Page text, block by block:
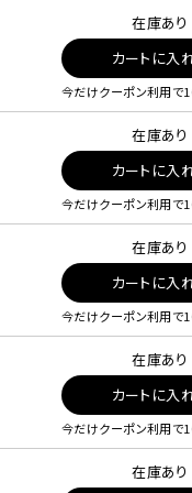
在庫あり
カートに入
今だけクーポン利用で
在庫あり
カートに入
今だけクーポン利用で
在庫あり
カートに入
今だけクーポン利用で
在庫あり
カートに入
今だけクーポン利用で
在庫あり